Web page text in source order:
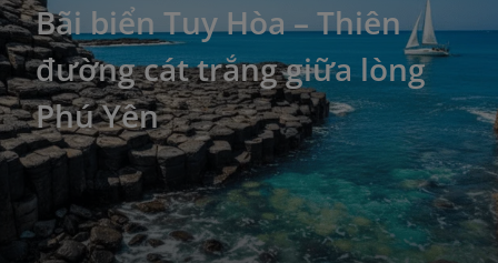
Bãi biển Tuy Hòa – Thiên
đường cát trắng giữa lòng
Phú Yên